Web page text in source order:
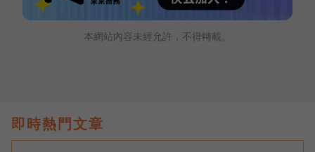
本網站內容未經允許，不得轉載。
即時熱門文章